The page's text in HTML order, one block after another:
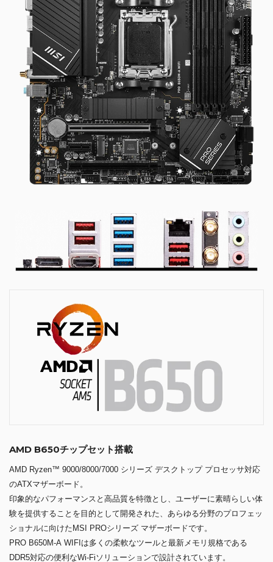
AMD B650チップセット搭載
AMD Ryzen™ 9000/8000/7000 シリーズ デスクトップ プロセッサ対応
のATXマザーボード。
印象的なパフォーマンスと高品質を特徴とし、ユーザーに素晴らしい体
験を提供することを目的として開発された、あらゆる分野のプロフェッ
ショナルに向けたMSI PROシリーズ マザーボードです。
PRO B650M-A WIFIは多くの柔軟なツールと最新メモリ規格である
DDR5対応の便利なWi-Fiソリューションで設計されています。